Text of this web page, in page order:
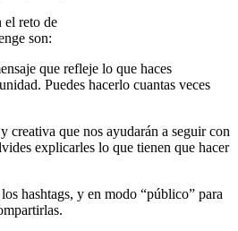
el reto de
son:
que refleje lo que haces
Puedes hacerlo cuantas veces
creativa que nos ayudarán a seguir con
explicarles lo que tienen que hacer
hashtags, y en modo “público” para